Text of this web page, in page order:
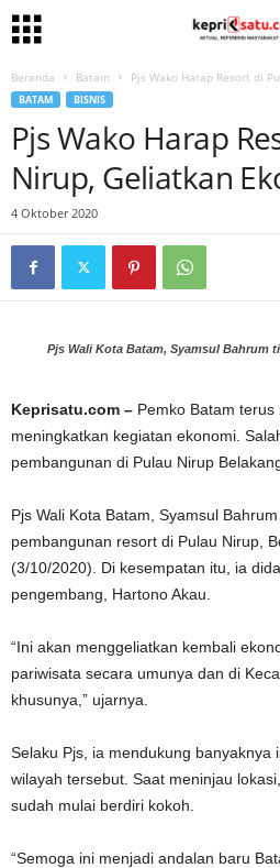
Beranda Batam Pjs Wako Harap Resort di
BATAM BISNIS
Pjs Wako Harap
Nirup, Geliatkan
4 Oktober 2020
Pjs Wali Kota Batam, Syamsul Bahrum
Keprisatu.com – Pemko Batam
meningkatkan kegiatan ekonomi.
pembangunan di Pulau Nirup
Pjs Wali Kota Batam, Syamsul
pembangunan resort di Pulau Nirup,
(3/10/2020). Di kesempatan itu, ia
pengembang, Hartono Akau.
“Ini akan menggeliatkan kembali
pariwisata secara umunya dan di
khusunya,” ujarnya.
Selaku Pjs, ia mendukung banyaknya
wilayah tersebut. Saat meninjau
sudah mulai berdiri kokoh.
“Semoga ini menjadi andalan baru